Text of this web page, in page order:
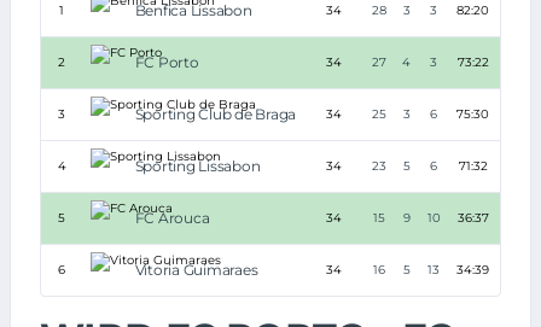
1 Benfica Lissabon 34 28 3 3 82:20
2 FC Porto 34 27 4 3 73:22
3 Sporting Club de Braga 34 25 3 6 75:30
4 Sporting Lissabon 34 23 5 6 71:32
5 FC Arouca 34 15 9 10 36:37
6 Vitoria Guimaraes 34 16 5 13 34:39